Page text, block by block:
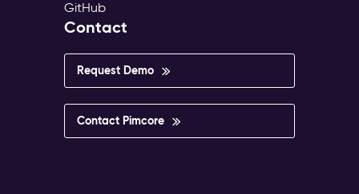
GitHub
Contact
Request Demo
Contact Pimcore